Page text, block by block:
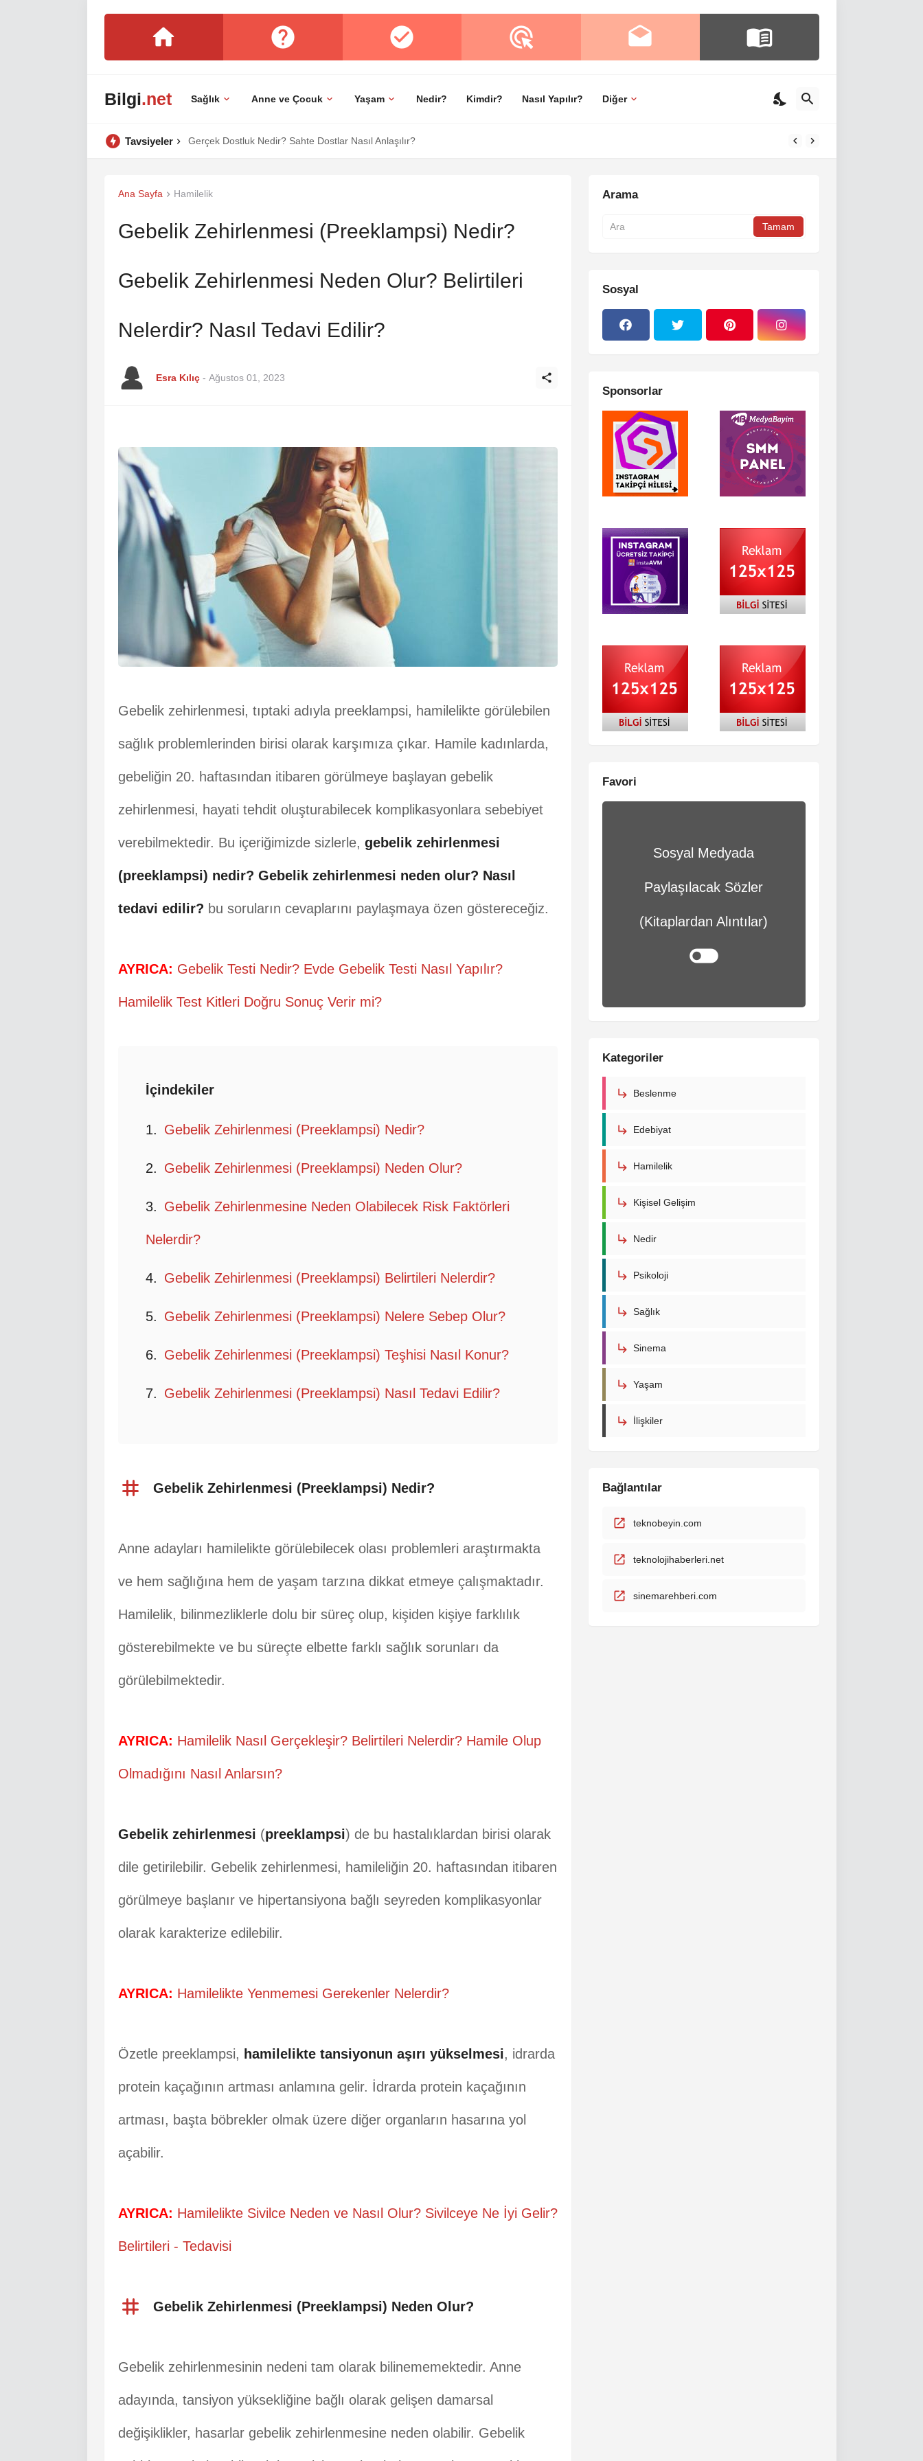
Bilgi.net Sağlık Anne ve Çocuk Yaşam Nedir? Kimdir? Nasıl Yapılır? Diğer
Tavsiyeler Gerçek Dostluk Nedir? Sahte Dostlar Nasıl Anlaşılır?
Ana Sayfa Hamilelik
Gebelik Zehirlenmesi (Preeklampsi) Nedir?
Gebelik Zehirlenmesi Neden Olur? Belirtileri
Nelerdir? Nasıl Tedavi Edilir?
Esra Kılıç - Ağustos 01, 2023
Gebelik zehirlenmesi, tıptaki adıyla preeklampsi, hamilelikte görülebilen
sağlık problemlerinden birisi olarak karşımıza çıkar. Hamile kadınlarda,
gebeliğin 20. haftasından itibaren görülmeye başlayan gebelik
zehirlenmesi, hayati tehdit oluşturabilecek komplikasyonlara sebebiyet
verebilmektedir. Bu içeriğimizde sizlerle, gebelik zehirlenmesi
(preeklampsi) nedir? Gebelik zehirlenmesi neden olur? Nasıl
tedavi edilir? bu soruların cevaplarını paylaşmaya özen göstereceğiz.
AYRICA: Gebelik Testi Nedir? Evde Gebelik Testi Nasıl Yapılır?
Hamilelik Test Kitleri Doğru Sonuç Verir mi?
İçindekiler
Gebelik Zehirlenmesi (Preeklampsi) Nedir?
Gebelik Zehirlenmesi (Preeklampsi) Neden Olur?
Gebelik Zehirlenmesine Neden Olabilecek Risk Faktörleri
Nelerdir?
Gebelik Zehirlenmesi (Preeklampsi) Belirtileri Nelerdir?
Gebelik Zehirlenmesi (Preeklampsi) Nelere Sebep Olur?
Gebelik Zehirlenmesi (Preeklampsi) Teşhisi Nasıl Konur?
Gebelik Zehirlenmesi (Preeklampsi) Nasıl Tedavi Edilir?
Gebelik Zehirlenmesi (Preeklampsi) Nedir?
Anne adayları hamilelikte görülebilecek olası problemleri araştırmakta
ve hem sağlığına hem de yaşam tarzına dikkat etmeye çalışmaktadır.
Hamilelik, bilinmezliklerle dolu bir süreç olup, kişiden kişiye farklılık
gösterebilmekte ve bu süreçte elbette farklı sağlık sorunları da
görülebilmektedir.
AYRICA: Hamilelik Nasıl Gerçekleşir? Belirtileri Nelerdir? Hamile Olup
Olmadığını Nasıl Anlarsın?
Gebelik zehirlenmesi (preeklampsi) de bu hastalıklardan birisi olarak
dile getirilebilir. Gebelik zehirlenmesi, hamileliğin 20. haftasından itibaren
görülmeye başlanır ve hipertansiyona bağlı seyreden komplikasyonlar
olarak karakterize edilebilir.
AYRICA: Hamilelikte Yenmemesi Gerekenler Nelerdir?
Özetle preeklampsi, hamilelikte tansiyonun aşırı yükselmesi, idrarda
protein kaçağının artması anlamına gelir. İdrarda protein kaçağının
artması, başta böbrekler olmak üzere diğer organların hasarına yol
açabilir.
AYRICA: Hamilelikte Sivilce Neden ve Nasıl Olur? Sivilceye Ne İyi Gelir?
Belirtileri - Tedavisi
Gebelik Zehirlenmesi (Preeklampsi) Neden Olur?
Gebelik zehirlenmesinin nedeni tam olarak bilinememektedir. Anne
adayında, tansiyon yüksekliğine bağlı olarak gelişen damarsal
değişiklikler, hasarlar gebelik zehirlenmesine neden olabilir. Gebelik
Arama
Sosyal
Sponsorlar
Favori
Sosyal Medyada
Paylaşılacak Sözler
(Kitaplardan Alıntılar)
Kategoriler
Beslenme
Edebiyat
Hamilelik
Kişisel Gelişim
Nedir
Psikoloji
Sağlık
Sinema
Yaşam
İlişkiler
Bağlantılar
teknobeyin.com
teknolojihaberleri.net
sinemarehberi.com